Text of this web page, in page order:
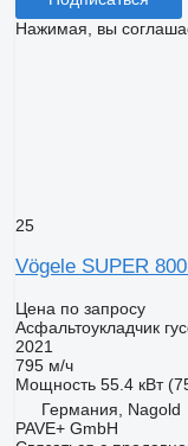
Нажимая, вы
25
Vögele SUPER
Цена по запросу
Асфальтоукладчик
2021
795 м/ч
Мощность 55.4 кВт
Германия, Nagold
PAVE+ GmbH